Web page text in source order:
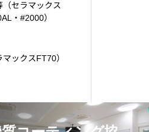
セラマックス
・#2000）
ックスFT70）